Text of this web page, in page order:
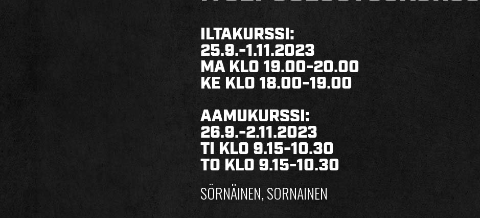
ILTAKURSSI:
25.9.-1.11.2023
MA KLO 19.00-20.00
KE KLO 18.00-19.00
AAMUKURSSI:
26.9.-2.11.2023
TI KLO 9.15-10.30
TO KLO 9.15-10.30
SÖRNÄINEN, SORNAINEN